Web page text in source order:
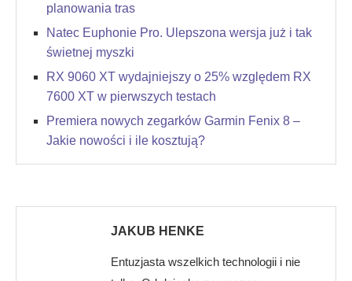
planowania tras
Natec Euphonie Pro. Ulepszona wersja już i tak
świetnej myszki
RX 9060 XT wydajniejszy o 25% względem RX
7600 XT w pierwszych testach
Premiera nowych zegarków Garmin Fenix 8 –
Jakie nowości i ile kosztują?
JAKUB HENKE
Entuzjasta wszelkich technologii i nie